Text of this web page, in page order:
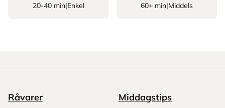
20-40 min|Enkel 60+ min|Middels
Råvarer Middagstips